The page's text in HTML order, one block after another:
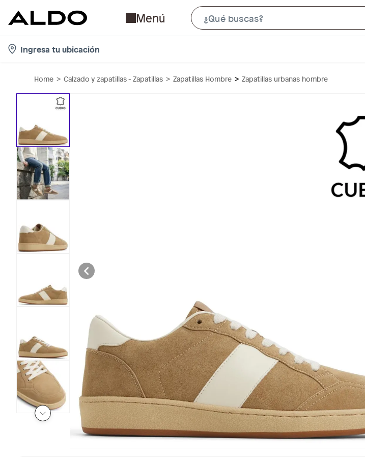
Menú
Ingresa tu ubicación
Home Calzado y zapatillas - Zapatillas Zapatillas Hombre Zapatillas urbanas hombre